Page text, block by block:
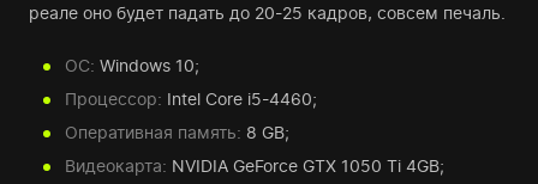
реале оно будет падать до 20-25 кадров, совсем печаль.
ОС: Windows 10;
Процессор: Intel Core i5-4460;
Оперативная память: 8 GB;
Видеокарта: NVIDIA GeForce GTX 1050 Ti 4GB;